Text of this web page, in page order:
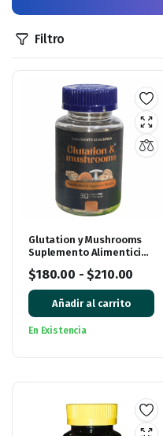
Filtro
Glutation y Mushrooms
Suplemento Alimenticio
$180.00 - $210.00
Añadir al carrito
En Existencia